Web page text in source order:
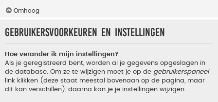
Omhoog
Gebruikersvoorkeuren en instellingen
Hoe verander ik mijn instellingen?
Als je geregistreerd bent, worden al je gegevens opgeslagen in
de database. Om ze te wijzigen moet je op de gebruikerspaneel
link klikken (deze staat meestal bovenaan op de pagina, maar
dit kan verschillen), daarna kan je je instellingen wijzigen.